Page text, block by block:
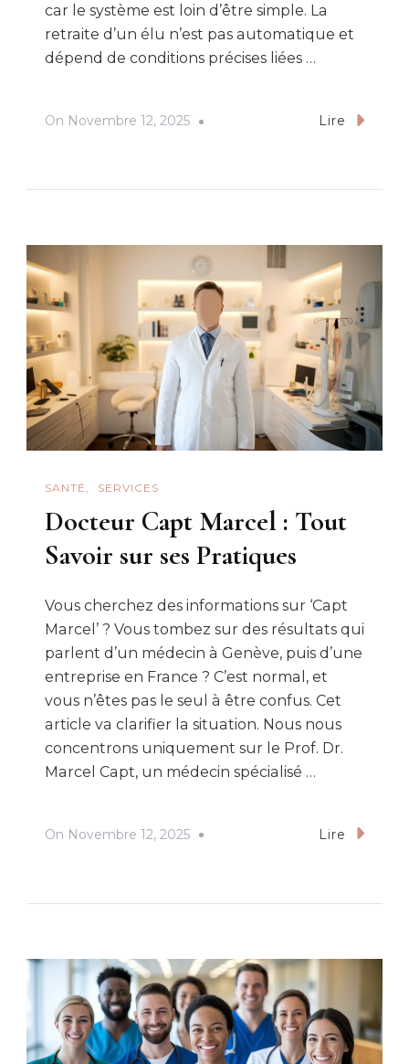
car le système est loin d’être simple. La
retraite d’un élu n’est pas automatique et
dépend de conditions précises liées …
On Novembre 12, 2025 Lire
SANTÉ SERVICES
Docteur Capt Marcel : Tout
Savoir sur ses Pratiques
Vous cherchez des informations sur ‘Capt
Marcel’ ? Vous tombez sur des résultats qui
parlent d’un médecin à Genève, puis d’une
entreprise en France ? C’est normal, et
vous n’êtes pas le seul à être confus. Cet
article va clarifier la situation. Nous nous
concentrons uniquement sur le Prof. Dr.
Marcel Capt, un médecin spécialisé …
On Novembre 12, 2025 Lire